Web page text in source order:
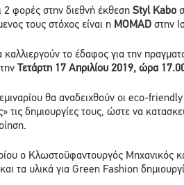
2 φορές στην διεθνή έκθεση Styl Kabo
τους στόχος είναι η ΜΟΜAD στην
το έδαφος για την
Τετάρτη 17 Απριλίου 2019, ώρα
θα αναδειχθούν οι eco-
τις δημιουργίες τους, ώστε να
ο Κλωστοϋφαντουργός
τα υλικά για Green Fashion